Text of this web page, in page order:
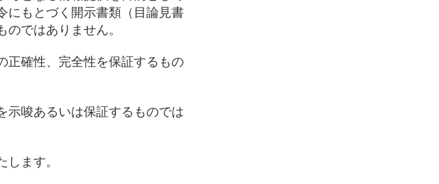
にもとづく開示書類（目論見書
ではありません。
正確性、完全性を保証するもの
示唆あるいは保証するものでは
ます。